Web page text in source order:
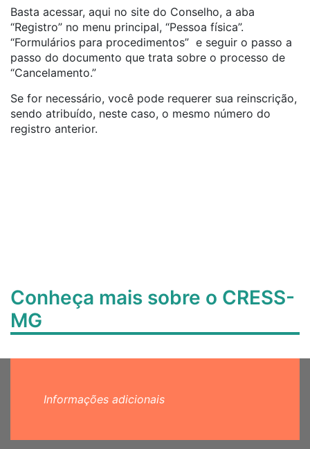
Basta acessar, aqui no site do Conselho, a aba
“Registro” no menu principal, “Pessoa física”.
“Formulários para procedimentos” e seguir o passo a
passo do documento que trata sobre o processo de
“Cancelamento.”
Se for necessário, você pode requerer sua reinscrição,
sendo atribuído, neste caso, o mesmo número do
registro anterior.
Conheça mais sobre o CRESS-
MG
Informações adicionais